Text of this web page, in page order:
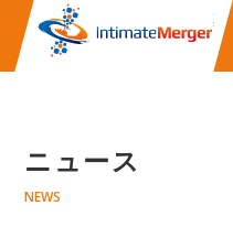
ニュース
NEWS